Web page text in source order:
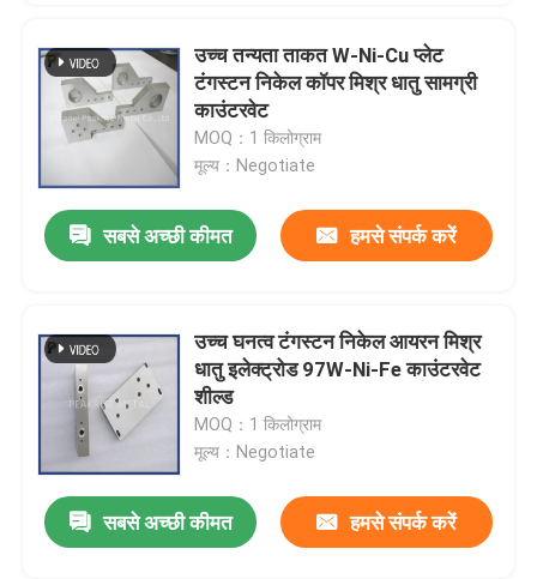
उच्च तन्यता ताकत W-Ni-Cu प्लेट
टंगस्टन निकेल कॉपर मिश्र धातु सामग्री
काउंटरवेट
MOQ：1 किलोग्राम
मूल्य：Negotiate
सबसे अच्छी कीमत हमसे संपर्क करें
उच्च घनत्व टंगस्टन निकेल आयरन मिश्र
धातु इलेक्ट्रोड 97W-Ni-Fe काउंटरवेट
शील्ड
MOQ：1 किलोग्राम
मूल्य：Negotiate
सबसे अच्छी कीमत हमसे संपर्क करें